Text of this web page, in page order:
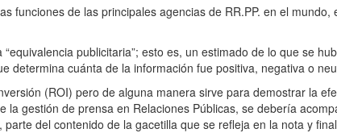
funciones de las principales agencias de RR.PP. en el
publicitaria”; esto es, un estimado de lo que se
determina cuánta de la información fue positiva, negativa o
(ROI) pero de alguna manera sirve para demostrar la
gestión de prensa en Relaciones Públicas, se debería
del contenido de la gacetilla que se refleja en la nota y